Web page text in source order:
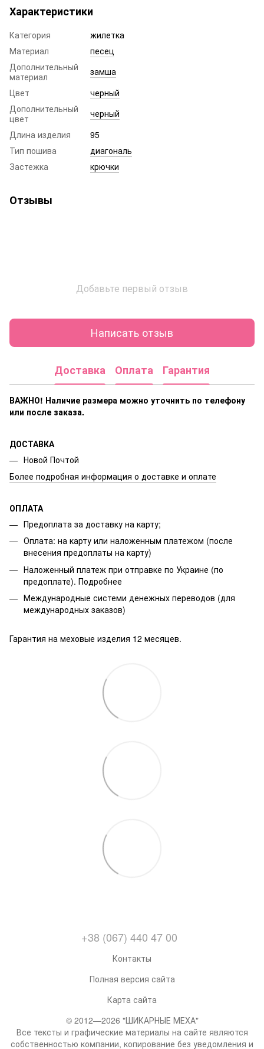
Характеристики
Категория
жилетка
Материал
песец
Дополнительный
материал
замша
Цвет
черный
Дополнительный
цвет
черный
Длина изделия
95
Тип пошива
диагональ
Застежка
крючки
Отзывы
Добавьте первый отзыв
Написать отзыв
Доставка Оплата Гарантия
ВАЖНО! Наличие размера можно уточнить по телефону
или после заказа.
ДОСТАВКА
Новой Почтой
Более подробная информация о доставке и оплате
ОПЛАТА
Предоплата за доставку на карту;
Оплата: на карту или наложенным платежом (после
внесения предоплаты на карту)
Наложенный платеж при отправке по Украине (по
предоплате). Подробнее
Международные системи денежных переводов (для
международных заказов)
Гарантия на меховые изделия 12 месяцев.
+38 (067) 440 47 00
Контакты
Полная версия сайта
Карта сайта
© 2012—2026 "ШИКАРНЫЕ МЕХА"
Все тексты и графические материалы на сайте являются
собственностью компании, копирование без уведомления и